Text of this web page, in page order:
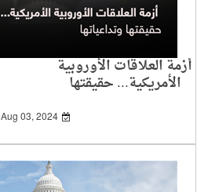
أزمة العلاقات الأوروبية
الأمريكية... حقيقتها
Aug 03, 2024